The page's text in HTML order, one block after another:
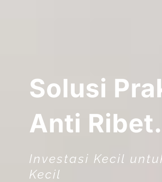
Solusi
Anti Ribet.
Investasi Kecil
Kecil